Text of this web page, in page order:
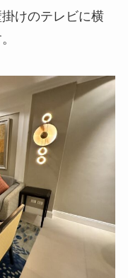
けのテレビに横